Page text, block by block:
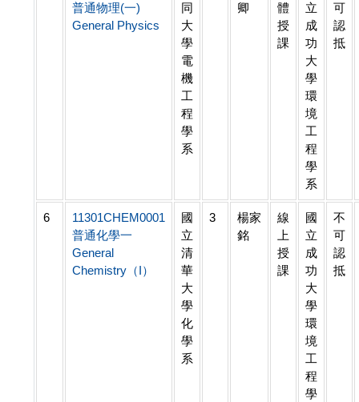
普通物理(一)
General Physics
同
大
學
電
機
工
程
學
系
卿
體
授
課
立
成
功
大
學
環
境
工
程
學
系
可
認
抵
6
11301CHEM0001
普通化學一
General
Chemistry（I）
國
立
清
華
大
學
化
學
系
3
楊家
銘
線
上
授
課
國
立
成
功
大
學
環
境
工
程
學
不
可
認
抵